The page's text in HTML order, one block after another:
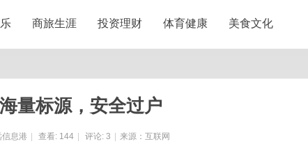
商旅生涯 投资理财 体育健康 美食文化
量标源，安全过户
信息港 查看: 144 评论: 3 来源：互联网